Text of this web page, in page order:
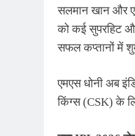
सलमान खान और
को कई सुपरहिट
सफल कप्तानों में
एमएस धोनी अब
किंग्स (CSK) के